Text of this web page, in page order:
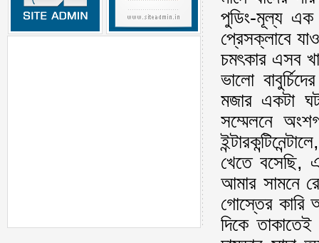
পুডিং-মূল্য
প্রেসক্লাবে
চমৎকার এসব
ভালো
মজার একটা
সম্মেলনে
খেতে বসেছি,
আমার সামনে
গোস্তের কারি
দিকে